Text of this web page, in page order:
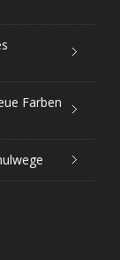
Farben